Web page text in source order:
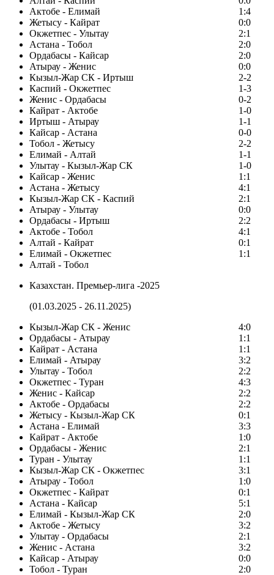
Актобе - Елимай
1:4
Жетысу - Кайрат
0:0
Окжетпес - Улытау
2:1
Астана - Тобол
2:0
Ордабасы - Кайсар
2:0
Атырау - Женис
0:0
Кызыл-Жар СК - Иртыш
2-2
Каспий - Окжетпес
1-3
Женис - Ордабасы
0-2
Кайрат - Актобе
1-0
Иртыш - Атырау
1-1
Кайсар - Астана
0-0
Тобол - Жетысу
2-2
Елимай - Алтай
1-1
Улытау - Кызыл-Жар СК
1-0
Кайсар - Женис
1:1
Астана - Жетысу
4:1
Кызыл-Жар СК - Каспий
2:1
Атырау - Улытау
0:0
Ордабасы - Иртыш
2:2
Актобе - Тобол
4:1
Алтай - Кайрат
0:1
Елимай - Окжетпес
1:1
Алтай - Тобол
Казахстан. Премьер-лига -2025
(01.03.2025 - 26.11.2025)
Кызыл-Жар СК - Женис
4:0
Ордабасы - Атырау
1:1
Кайрат - Астана
1:1
Елимай - Атырау
3:2
Улытау - Тобол
2:2
Окжетпес - Туран
4:3
Женис - Кайсар
2:2
Актобе - Ордабасы
2:2
Жетысу - Кызыл-Жар СК
0:1
Астана - Елимай
3:3
Кайрат - Актобе
1:0
Ордабасы - Женис
2:1
Туран - Улытау
1:1
Кызыл-Жар СК - Окжетпес
3:1
Атырау - Тобол
1:0
Окжетпес - Кайрат
0:1
Астана - Кайсар
5:1
Елимай - Кызыл-Жар СК
2:0
Актобе - Жетысу
3:2
Улытау - Ордабасы
2:1
Женис - Астана
3:2
Кайсар - Атырау
0:0
Тобол - Туран
2:0